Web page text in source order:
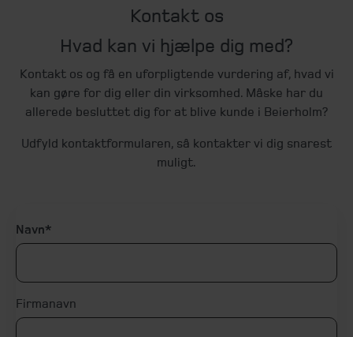
Kontakt os
Hvad kan vi hjælpe dig med?
Kontakt os og få en uforpligtende vurdering af, hvad vi
kan gøre for dig eller din virksomhed. Måske har du
allerede besluttet dig for at blive kunde i Beierholm?
Udfyld kontaktformularen, så kontakter vi dig snarest
muligt.
Navn
Firmanavn